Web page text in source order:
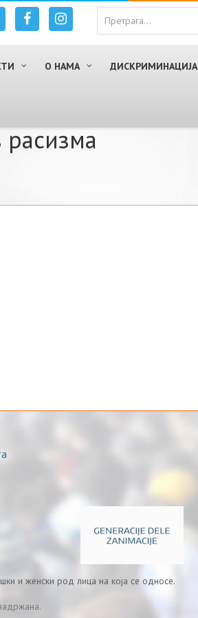
О НАМА ДИСКРИМИНАЦИЈА
и женски род лица на која се односе.